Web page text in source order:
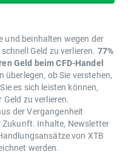
und beinhalten wegen der
Geld zu verlieren. 77%
Geld beim CFD-Handel
überlegen, ob Sie verstehen,
es sich leisten können,
zu verlieren.
der Vergangenheit
Inhalte, Newsletter
von XTB
werden.